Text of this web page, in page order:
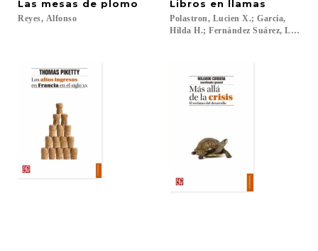
Las mesas de plomo
Reyes, Alfonso
Libros en llamas
Polastron, Lucien X.; García,
Hilda H.; Fernández Suárez, Lucila...